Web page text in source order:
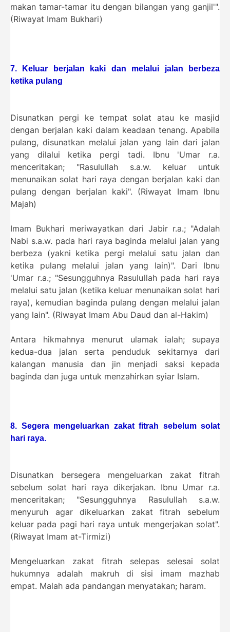
makan tamar-tamar itu dengan bilangan yang ganjil'".
(Riwayat Imam Bukhari)
7. Keluar berjalan kaki dan melalui jalan berbeza
ketika pulang
Disunatkan pergi ke tempat solat atau ke masjid
dengan berjalan kaki dalam keadaan tenang. Apabila
pulang, disunatkan melalui jalan yang lain dari jalan
yang dilalui ketika pergi tadi. Ibnu 'Umar r.a.
menceritakan; "Rasulullah s.a.w. keluar untuk
menunaikan solat hari raya dengan berjalan kaki dan
pulang dengan berjalan kaki". (Riwayat Imam Ibnu
Majah)
Imam Bukhari meriwayatkan dari Jabir r.a.; "Adalah
Nabi s.a.w. pada hari raya baginda melalui jalan yang
berbeza (yakni ketika pergi melalui satu jalan dan
ketika pulang melalui jalan yang lain)". Dari Ibnu
'Umar r.a.; "Sesungguhnya Rasulullah pada hari raya
melalui satu jalan (ketika keluar menunaikan solat hari
raya), kemudian baginda pulang dengan melalui jalan
yang lain". (Riwayat Imam Abu Daud dan al-Hakim)
Antara hikmahnya menurut ulamak ialah; supaya
kedua-dua jalan serta penduduk sekitarnya dari
kalangan manusia dan jin menjadi saksi kepada
baginda dan juga untuk menzahirkan syiar Islam.
8. Segera mengeluarkan zakat fitrah sebelum solat
hari raya.
Disunatkan bersegera mengeluarkan zakat fitrah
sebelum solat hari raya dikerjakan. Ibnu Umar r.a.
menceritakan; "Sesungguhnya Rasulullah s.a.w.
menyuruh agar dikeluarkan zakat fitrah sebelum
keluar pada pagi hari raya untuk mengerjakan solat".
(Riwayat Imam at-Tirmizi)
Mengeluarkan zakat fitrah selepas selesai solat
hukumnya adalah makruh di sisi imam mazhab
empat. Malah ada pandangan menyatakan; haram.